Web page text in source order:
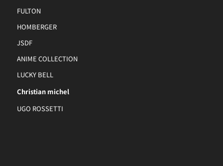
FULTON
HOMBERGER
JSDF
ANIME COLLECTION
LUCKY BELL
Christian michel
UGO ROSSETTI